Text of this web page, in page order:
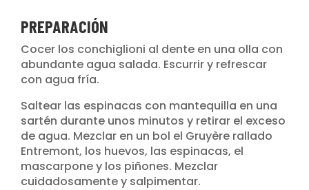
PREPARACIÓN
Cocer los conchiglioni al dente en una olla con
abundante agua salada. Escurrir y refrescar
con agua fría.
Saltear las espinacas con mantequilla en una
sartén durante unos minutos y retirar el exceso
de agua. Mezclar en un bol el Gruyère rallado
Entremont, los huevos, las espinacas, el
mascarpone y los piñones. Mezclar
cuidadosamente y salpimentar.